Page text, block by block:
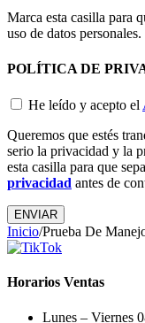
Marca esta casilla para
uso de datos personales.
POLÍTICA DE
He leído y acepto el
Queremos que estés
serio la privacidad y la
esta casilla para que
privacidad antes de
ENVIAR
Inicio/Prueba De
Horarios Ventas
Lunes – Viernes